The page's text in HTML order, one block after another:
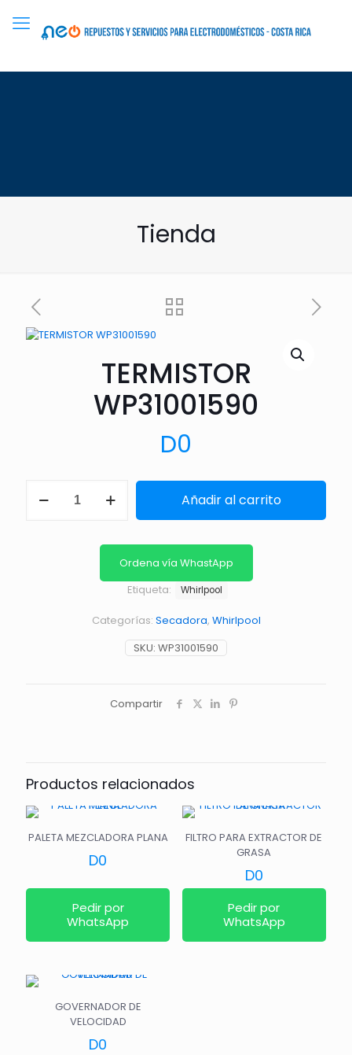
Tienda
TERMISTOR
WP31001590
D0
WP31001590
Añadir al carrito
Ordena vía WhastApp
SKU: WP31001590
Categorías: Secadora, Whirlpool
Etiqueta: Whirlpool
Compartir
Productos relacionados
PALETA MEZCLADORA PLANA
D0
Pedir por
WhatsApp
FILTRO PARA EXTRACTOR DE
GRASA
D0
Pedir por
WhatsApp
GOVERNADOR DE
VELOCIDAD
D0